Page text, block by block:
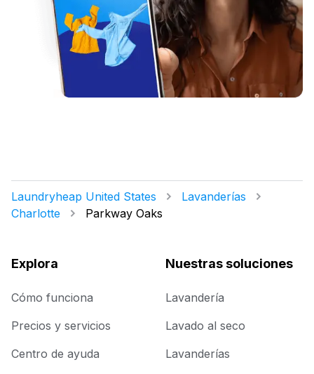
Laundryheap United States
Lavanderías
Charlotte
Parkway Oaks
Explora
Cómo funciona
Precios y servicios
Centro de ayuda
Nuestras soluciones
Lavandería
Lavado al seco
Lavanderías